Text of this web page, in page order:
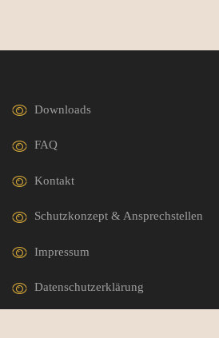
Downloads
FAQ
Kontakt
Schutzkonzept & Ansprechstellen
Impressum
Datenschutzerklärung